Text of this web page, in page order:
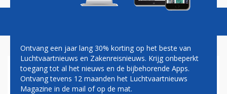
SWISS
Ontvang een jaar lang 30% korting op het beste van
Luchtvaartnieuws en Zakenreisnieuws. Krijg onbeperkt
toegang tot al het nieuws en de bijbehorende Apps.
Ontvang tevens 12 maanden het Luchtvaartnieuws
Magazine in de mail of op de mat.